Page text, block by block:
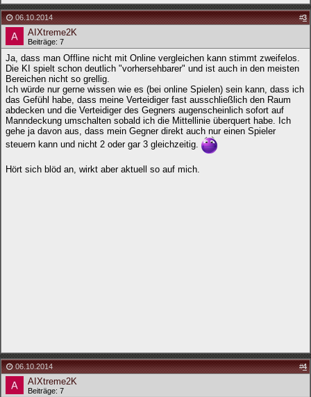
06.10.2014 #3
AIXtreme2K
Beiträge: 7
Ja, dass man Offline nicht mit Online vergleichen kann stimmt zweifelos.
Die KI spielt schon deutlich "vorhersehbarer" und ist auch in den meisten
Bereichen nicht so grellig.
Ich würde nur gerne wissen wie es (bei online Spielen) sein kann, dass ich
das Gefühl habe, dass meine Verteidiger fast ausschließlich den Raum
abdecken und die Verteidiger des Gegners augenscheinlich sofort auf
Manndeckung umschalten sobald ich die Mittellinie überquert habe. Ich
gehe ja davon aus, dass mein Gegner direkt auch nur einen Spieler
steuern kann und nicht 2 oder gar 3 gleichzeitig.
Hört sich blöd an, wirkt aber aktuell so auf mich.
06.10.2014 #4
AIXtreme2K
Beiträge: 7